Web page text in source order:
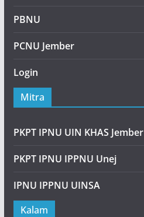
PBNU
PCNU Jember
Login
Mitra
PKPT IPNU UIN KHAS Jember
PKPT IPNU IPPNU Unej
IPNU IPPNU UINSA
Kalam